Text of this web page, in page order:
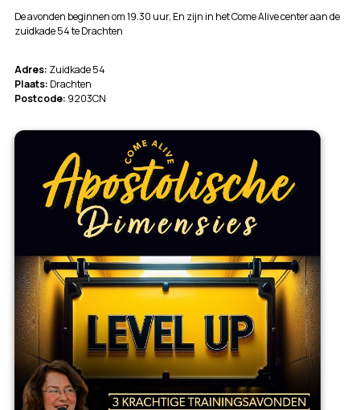
De avonden beginnen om 19.30 uur, En zijn in het Come Alive center aan de
zuidkade 54 te Drachten
Adres: Zuidkade 54
Plaats: Drachten
Postcode: 9203CN